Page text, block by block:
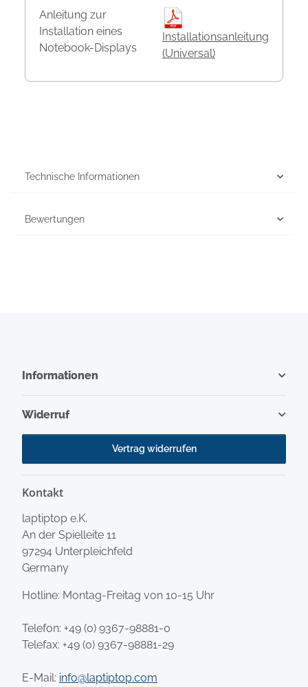
Anleitung zur
Installation eines
Notebook-Displays
Installationsanleitung
(Universal)
Technische Informationen
Bewertungen
Informationen
Widerruf
Vertrag widerrufen
Kontakt
laptiptop e.K.
An der Spielleite 11
97294 Unterpleichfeld
Germany
Hotline: Montag-Freitag von 10-15 Uhr
Telefon: +49 (0) 9367-98881-0
Telefax: +49 (0) 9367-98881-29
E-Mail: info@laptiptop.com